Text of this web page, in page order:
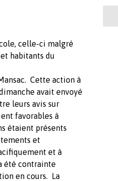
celle-ci malgré
habitants du
Cette action à
avait envoyé
leurs avis sur
favorables à
étaient présents
et
et à
été contrainte
en cours. La